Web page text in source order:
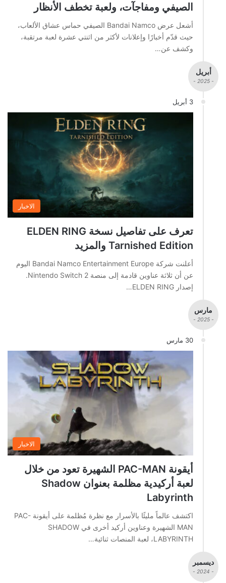
الصيفي ومفاجآت، ولعبة تخطف الأنظار
أشعل عرض Bandai Namco الصيفي حماس عشاق الألعاب،
حيث قدّم أخبارًا وإعلانات لأكثر من اثنتي عشرة لعبة مرتقبة،
وكشف عن…
أبريل
- 2025 -
3 أبريل
الاخبار
تعرف على تفاصيل نسخة ELDEN RING
Tarnished Edition والمزيد
أعلنت شركة Bandai Namco Entertainment Europe اليوم
عن أن ثلاثة عناوين قادمة إلى منصة Nintendo Switch 2.
إصدار ELDEN RING…
مارس
- 2025 -
30 مارس
الاخبار
أيقونة PAC-MAN الشهيرة تعود من خلال
لعبة أركيدية مظلمة بعنوان Shadow
Labyrinth
اكتشف عالماً مليئًا بالأسرار مع نظرة مُظلمة على أيقونة PAC-
MAN الشهيرة وعناوين أركيد أخرى في SHADOW
LABYRINTH، لعبة المنصات ثنائية…
ديسمبر
- 2024 -